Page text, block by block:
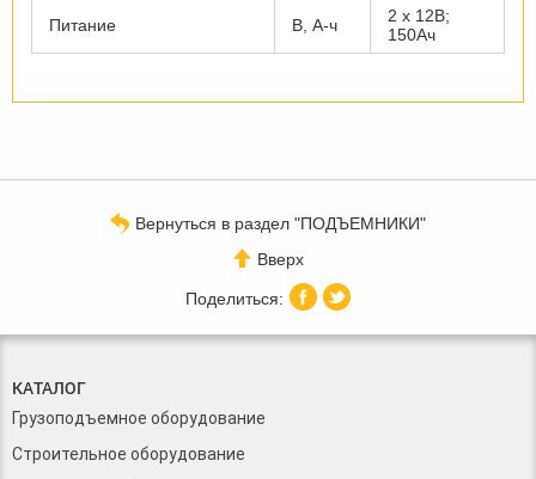
Питание В, А-ч
2 х 12В;
150Ач
Вернуться в раздел "ПОДЪЕМНИКИ"
Вверх
КАТАЛОГ
Грузоподъемное оборудование
Строительное оборудование